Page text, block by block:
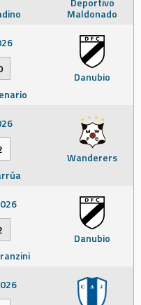
Maldonado
Danubio
Wanderers
Danubio